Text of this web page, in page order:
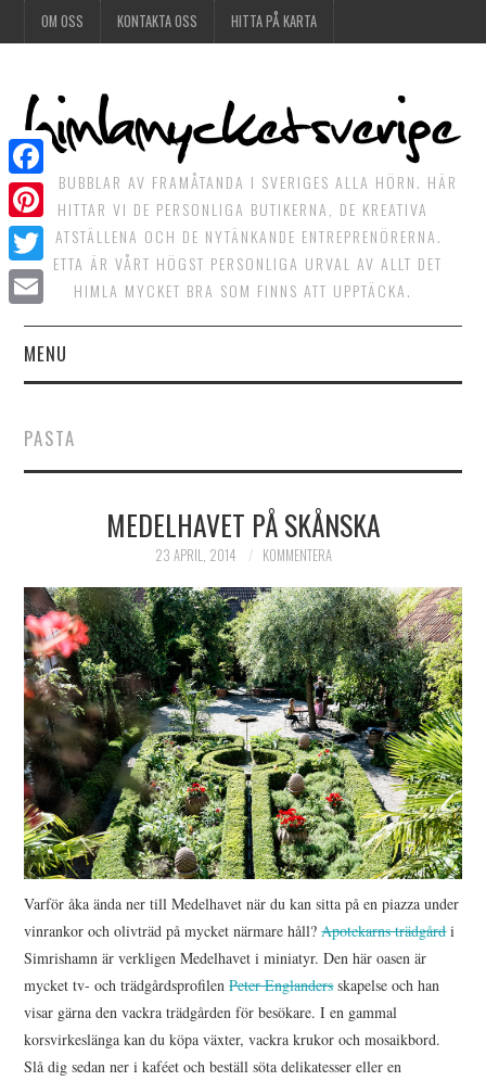
OM OSS KONTAKTA OSS HITTA PÅ KARTA
DET BUBBLAR AV FRAMÅTANDA I SVERIGES ALLA HÖRN. HÄR
HITTAR VI DE PERSONLIGA BUTIKERNA, DE KREATIVA
MATSTÄLLENA OCH DE NYTÄNKANDE ENTREPRENÖRERNA.
DETTA ÄR VÅRT HÖGST PERSONLIGA URVAL AV ALLT DET
HIMLA MYCKET BRA SOM FINNS ATT UPPTÄCKA.
MENU
HIMLAGRÖNT
HIMLAMYSIGT
VI MÖTER
VI SPANAR PÅ
PASTA
MEDELHAVET PÅ SKÅNSKA
23 APRIL, 2014 KOMMENTERA
Varför åka ända ner till Medelhavet när du kan sitta på en piazza under
vinrankor och olivträd på mycket närmare håll?Apotekarns trädgårdi
Simrishamn är verkligen Medelhavet i miniatyr. Den här oasen är
mycket tv- och trädgårdsprofilenPeter Englandersskapelse och han
visar gärna den vackra trädgården för besökare. I en gammal
korsvirkeslänga kan du köpa växter, vackra krukor och mosaikbord.
Slå dig sedan ner i kaféet och beställ söta delikatesser eller en
Facebook
Pinterest
Twitter
Email